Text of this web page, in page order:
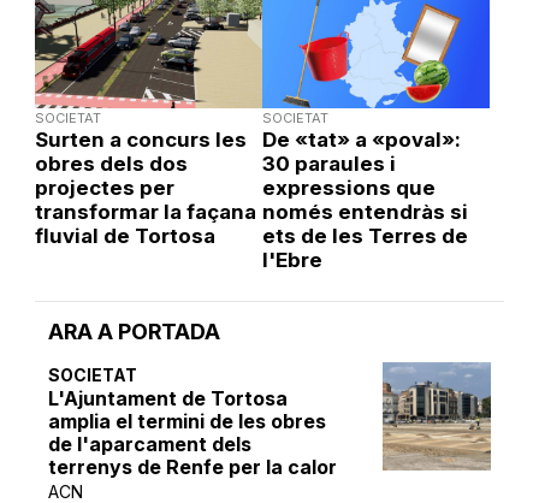
ARA A PORTADA
SOCIETAT
L'Ajuntament de Tortosa
amplia el termini de les obres
de l'aparcament dels
terrenys de Renfe per la calor
ACN
SOCIETAT
Surten a concurs les
obres dels dos
projectes per
transformar la façana
fluvial de Tortosa
SOCIETAT
De «tat» a «poval»:
30 paraules i
expressions que
només entendràs si
ets de les Terres de
l'Ebre